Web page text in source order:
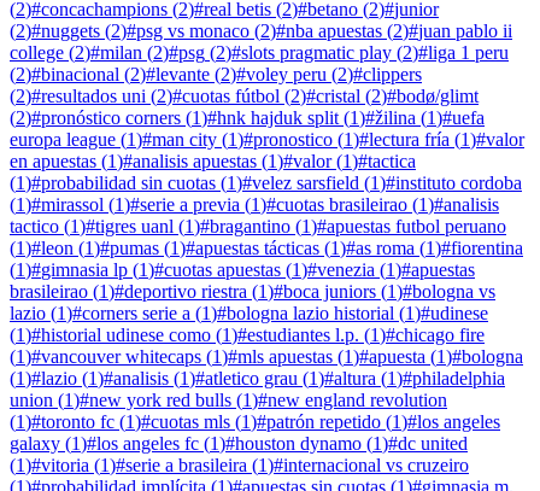
(2)#concachampions (2)#real betis (2)#betano (2)#junior
(2)#nuggets (2)#psg vs monaco (2)#nba apuestas (2)#juan pablo ii
college (2)#milan (2)#psg (2)#slots pragmatic play (2)#liga 1 peru
(2)#binacional (2)#levante (2)#voley peru (2)#clippers
(2)#resultados uni (2)#cuotas fútbol (2)#cristal (2)#bodø/glimt
(2)#pronóstico corners (1)#hnk hajduk split (1)#žilina (1)#uefa
europa league (1)#man city (1)#pronostico (1)#lectura fría (1)#valor
en apuestas (1)#analisis apuestas (1)#valor(1)#tactica
(1)#probabilidad sin cuotas (1)#velez sarsfield (1)#instituto cordoba
(1)#mirassol (1)#serie a previa (1)#cuotas brasileirao (1)#analisis
tactico (1)#tigres uanl (1)#bragantino (1)#apuestas futbol peruano
(1)#leon (1)#pumas (1)#apuestas tácticas (1)#as roma (1)#fiorentina
(1)#gimnasia lp (1)#cuotas apuestas (1)#venezia (1)#apuestas
brasileirao (1)#deportivo riestra (1)#boca juniors (1)#bologna vs
lazio (1)#corners serie a (1)#bologna lazio historial (1)#udinese
(1)#historial udinese como (1)#estudiantes l.p. (1)#chicago fire
(1)#vancouver whitecaps (1)#mls apuestas (1)#apuesta (1)#bologna
(1)#lazio (1)#analisis (1)#atletico grau (1)#altura (1)#philadelphia
union (1)#new york red bulls (1)#new england revolution
(1)#toronto fc (1)#cuotas mls (1)#patrón repetido (1)#los angeles
galaxy (1)#los angeles fc (1)#houston dynamo (1)#dc united
(1)#vitoria (1)#serie a brasileira (1)#internacional vs cruzeiro
(1)#probabilidad implícita (1)#apuestas sin cuotas (1)#gimnasia m.